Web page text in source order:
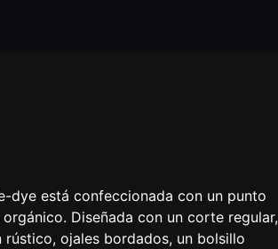
dye está confeccionada con un punto
Diseñada con un corte regular,
ojales bordados, un bolsillo